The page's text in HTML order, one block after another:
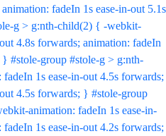
fadeIn 1s ease-in-out 5.1s
g > g:nth-child(2) { -webkit-
4.8s forwards; animation: fadeIn
#stole-group #stole-g > g:nth-
1s ease-in-out 4.5s forwards;
4.5s forwards; } #stole-group
animation: fadeIn 1s ease-in-
1s ease-in-out 4.2s forwards;